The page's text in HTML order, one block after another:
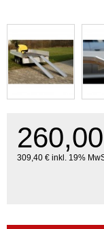
309,40 € inkl. 19%